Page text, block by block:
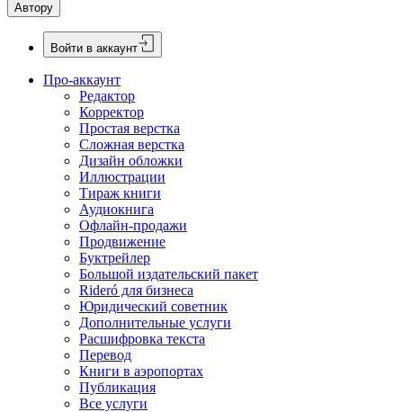
Автору
Войти в аккаунт
Про-аккаунт
Редактор
Корректор
Простая верстка
Сложная верстка
Дизайн обложки
Иллюстрации
Тираж книги
Аудиокнига
Офлайн-продажи
Продвижение
Буктрейлер
Большой издательский пакет
Rideró для бизнеса
Юридический советник
Дополнительные услуги
Расшифровка текста
Перевод
Книги в аэропортах
Публикация
Все услуги